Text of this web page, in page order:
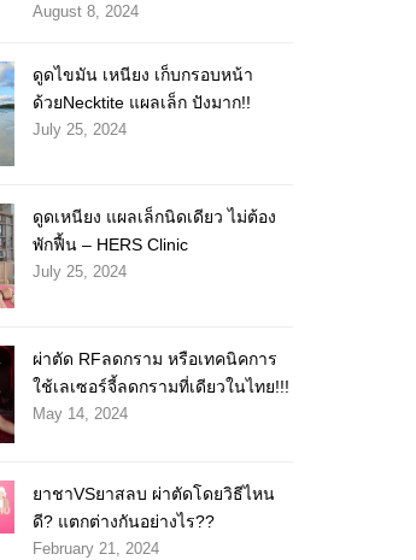
August 8, 2024
ดูดไขมัน เหนียง เก็บกรอบหน้า
ด้วยNecktite แผลเล็ก ปังมาก!!
July 25, 2024
ดูดเหนียง แผลเล็กนิดเดียว ไม่ต้อง
พักฟื้น – HERS Clinic
July 25, 2024
ผ่าตัด RFลดกราม หรือเทคนิคการ
ใช้เลเซอร์จี้ลดกรามที่เดียวในไทย!!!
May 14, 2024
ยาชาVSยาสลบ ผ่าตัดโดยวิธีไหน
ดี? แตกต่างกันอย่างไร??
February 21, 2024